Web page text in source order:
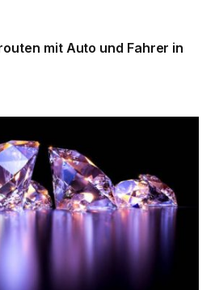
mit Auto und Fahrer in